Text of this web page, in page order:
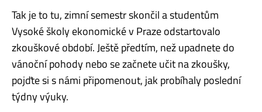
Tak je to tu, zimní semestr skončil a studentům
Vysoké školy ekonomické v Praze odstartovalo
zkouškové období. Ještě předtím, než upadnetedo
vánoční pohody nebo se začnete učit na zkoušky,
pojďtesis námi připomenout, jak probíhaly poslední
týdny výuky.